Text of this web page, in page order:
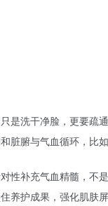
是洗干净脸，更要疏
脏腑与气血循环，比
性补充气血精髓，不
养护成果，强化肌肤